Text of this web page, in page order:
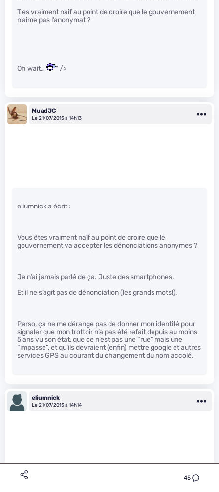
45
T’es vraiment naif au point de croire que le gouvernement
n’aime pas l’anonymat ?
Oh wait… " />
MuadJC
Le 21/07/2015 à 14h13
eliumnick a écrit :
Vous êtes vraiment naïf au point de croire que le
gouvernement va accepter les dénonciations anonymes ?
Je n’ai jamais parlé de ça. Juste des smartphones.
Et il ne s’agit pas de dénonciation (les grands mots!).
Perso, ça ne me dérange pas de donner mon identité pour
signaler que mon trottoir n’a pas été refait depuis au moins
5 ans vu son état, que ce n’est pas une “rue” mais une
“impasse”, et qu’ils devraient (enfin) mettre google et autres
services GPS au courant du changement du nom accolé.
eliumnick
Le 21/07/2015 à 14h14